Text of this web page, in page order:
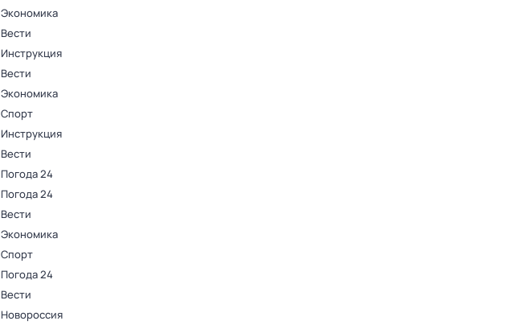
Экономика
Вести
Инструкция
Вести
Экономика
Спорт
Инструкция
Вести
Погода 24
Погода 24
Вести
Экономика
Спорт
Погода 24
Вести
Новороссия